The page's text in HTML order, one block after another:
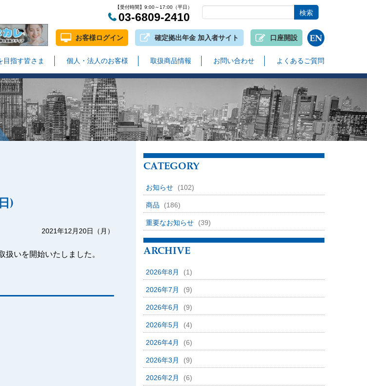
【受付時間】9:00～17:00（平日）
03-6809-2410
お客様ログイン 確定拠出年金 加入者サイト 口座開設
目指す皆さま 個人・法人のお客様 取扱商品情報 お問い合わせ よくあるご質問
)
2021年12月20日（月）
扱いを開始いたしました。
CATEGORY
お知らせ (102)
商品 (186)
重要なお知らせ (39)
ARCHIVE
2026年8月 (1)
2026年7月 (9)
2026年6月 (9)
2026年5月 (4)
2026年4月 (6)
2026年3月 (9)
2026年2月 (6)